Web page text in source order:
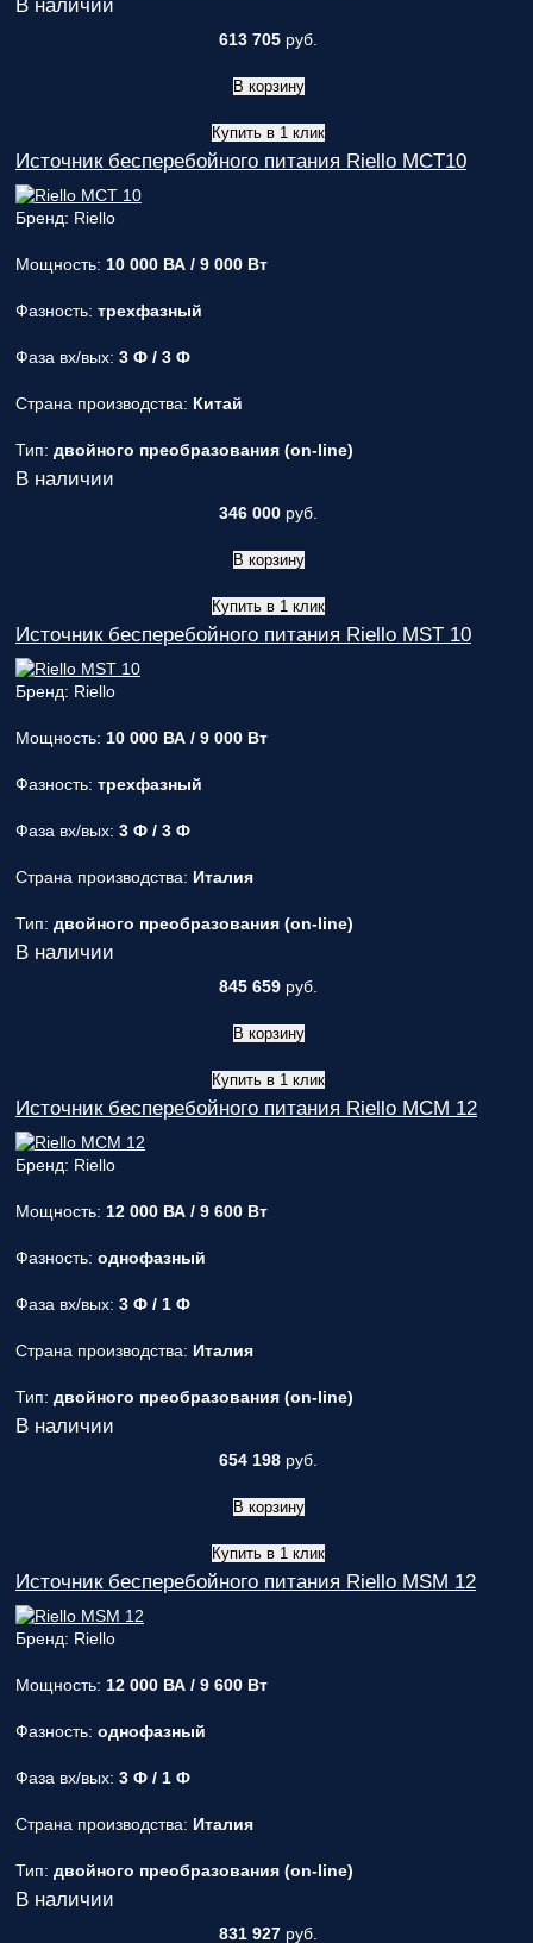
В наличии
613 705 руб.
В корзину
Купить в 1 клик
Источник бесперебойного питания Riello MCT10
Бренд: Riello
Мощность: 10 000 ВА / 9 000 Вт
Фазность: трехфазный
Фаза вх/вых: 3 Ф / 3 Ф
Страна производства: Китай
Тип: двойного преобразования (on-line)
В наличии
346 000 руб.
В корзину
Купить в 1 клик
Источник бесперебойного питания Riello MST 10
Бренд: Riello
Мощность: 10 000 ВА / 9 000 Вт
Фазность: трехфазный
Фаза вх/вых: 3 Ф / 3 Ф
Страна производства: Италия
Тип: двойного преобразования (on-line)
В наличии
845 659 руб.
В корзину
Купить в 1 клик
Источник бесперебойного питания Riello MCM 12
Бренд: Riello
Мощность: 12 000 ВА / 9 600 Вт
Фазность: однофазный
Фаза вх/вых: 3 Ф / 1 Ф
Страна производства: Италия
Тип: двойного преобразования (on-line)
В наличии
654 198 руб.
В корзину
Купить в 1 клик
Источник бесперебойного питания Riello MSM 12
Бренд: Riello
Мощность: 12 000 ВА / 9 600 Вт
Фазность: однофазный
Фаза вх/вых: 3 Ф / 1 Ф
Страна производства: Италия
Тип: двойного преобразования (on-line)
В наличии
831 927 руб.
Однофазные
Трехфазные
(380В)
Далее >><<
Назад